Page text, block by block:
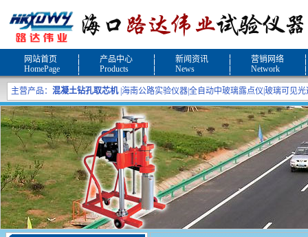
网站首页
HomePage
产品中心
Products
新闻资讯
News
营销网络
Network
主营产品： 混凝土钻孔取芯机| 海南公路实验仪器全自动中玻璃露点仪 玻璃可见